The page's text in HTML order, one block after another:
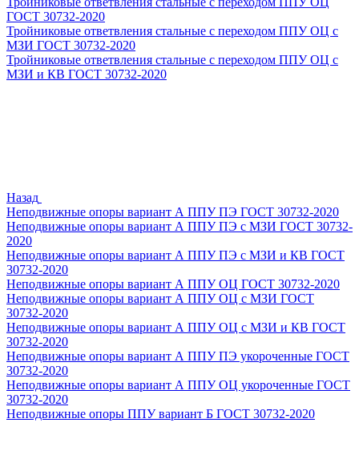
ГОСТ 30732-2020
Тройниковые ответвления стальные с переходом ППУ ОЦ с
МЗИ ГОСТ 30732-2020
Тройниковые ответвления стальные с переходом ППУ ОЦ с
МЗИ и КВ ГОСТ 30732-2020
Назад
Неподвижные опоры вариант А ППУ ПЭ ГОСТ 30732-2020
Неподвижные опоры вариант А ППУ ПЭ с МЗИ ГОСТ 30732-
2020
Неподвижные опоры вариант А ППУ ПЭ с МЗИ и КВ ГОСТ
30732-2020
Неподвижные опоры вариант А ППУ ОЦ ГОСТ 30732-2020
Неподвижные опоры вариант А ППУ ОЦ с МЗИ ГОСТ
30732-2020
Неподвижные опоры вариант А ППУ ОЦ с МЗИ и КВ ГОСТ
30732-2020
Неподвижные опоры вариант А ППУ ПЭ укороченные ГОСТ
30732-2020
Неподвижные опоры вариант А ППУ ОЦ укороченные ГОСТ
30732-2020
Неподвижные опоры ППУ вариант Б ГОСТ 30732-2020